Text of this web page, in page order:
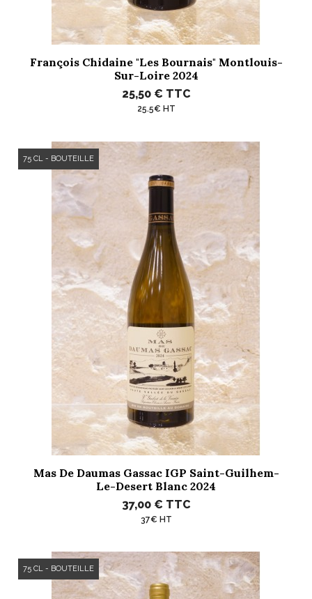
François Chidaine "Les Bournais" Montlouis-
Sur-Loire 2024
25,50 € TTC
25.5€ HT
Mas De Daumas Gassac IGP Saint-Guilhem-
Le-Desert Blanc 2024
37,00 € TTC
37€ HT
75 CL - BOUTEILLE
75 CL - BOUTEILLE